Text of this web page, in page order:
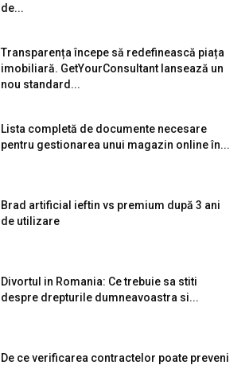
de...
Transparența începe să redefinească piața
imobiliară. GetYourConsultant lansează un
nou standard...
Lista completă de documente necesare
pentru gestionarea unui magazin online în...
Brad artificial ieftin vs premium după 3 ani
de utilizare
Divortul in Romania: Ce trebuie sa stiti
despre drepturile dumneavoastra si...
De ce verificarea contractelor poate preveni